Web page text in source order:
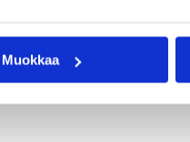
Muokkaa 3, Riistot 2.
1.